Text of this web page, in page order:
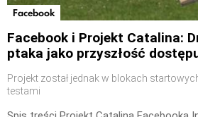
Facebook
Facebook i Projekt Catalina:
ptaka jako przyszłość
Projekt został jednak w blokach
testami